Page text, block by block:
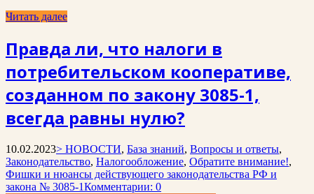
Читать далее
Правда ли, что налоги в
потребительском кооперативе,
созданном по закону 3085-1,
всегда равны нулю?
10.02.2023> НОВОСТИ, База знаний, Вопросы и ответы,
Законодательство, Налогообложение, Обратите внимание!,
Фишки и нюансы действующего законодательства РФ и
закона № 3085-1Комментарии: 0